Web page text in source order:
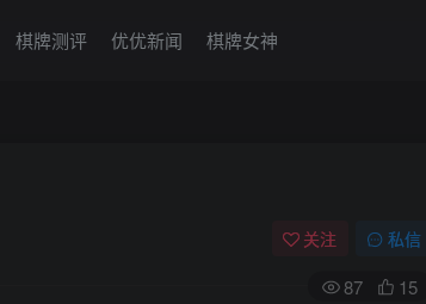
棋牌测评 优优新闻 棋牌女神
关注 私信
87 15